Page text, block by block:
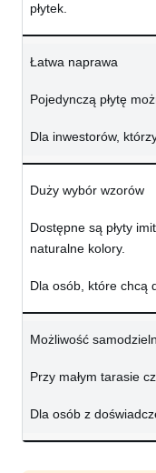
płytek.
Łatwa naprawa
Pojedynczą płytę
Dla inwestorów,
Duży wybór wzorów
Dostępne są płyty
naturalne kolory.
Dla osób, które chcą
Możliwość
Przy małym tarasie
Dla osób z